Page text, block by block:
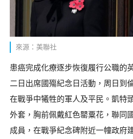
來源：美聯社
患癌完成化療逐步恢復履行公職的
二日出席國殤紀念日活動，周日到
在戰爭中犧牲的軍人及平民。凱特
外套，胸前佩戴紅色罌粟花，聯同
成員，在戰爭紀念碑附近一幢政府